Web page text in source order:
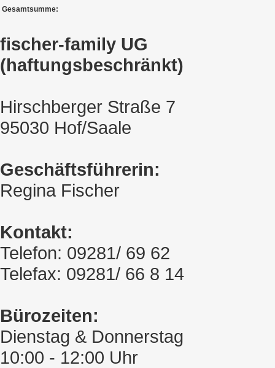
Gesamtsumme:
fischer-family UG
(haftungsbeschränkt)
Hirschberger Straße 7
95030 Hof/Saale
Geschäftsführerin:
Regina Fischer
Kontakt:
Telefon: 09281/ 69 62
Telefax: 09281/ 66 8 14
Bürozeiten:
Dienstag & Donnerstag
10:00 - 12:00 Uhr